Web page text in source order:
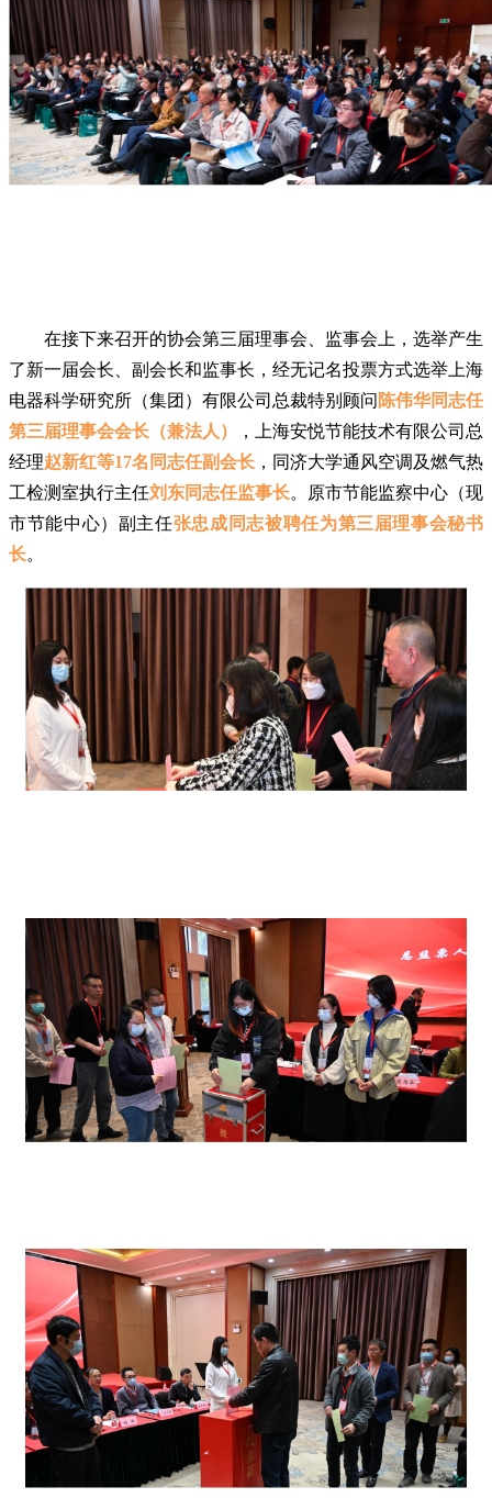
在接下来召开的协会第三届理事会、监事会上，选举产生
了新一届会长、副会长和监事长，经无记名投票方式选举上海
电器科学研究所（集团）有限公司总裁特别顾问 陈伟华同志任
第三届理事会会长（兼法人）
，上海安悦节能技术有限公司总
经理赵新红等17名同志任副会长 ，同济大学通风空调及燃气热
工检测室执行主任刘东同志任监事长。原市节能监察中心（现
市节能中心）副主任张忠成同志被聘任为第三届理事会秘书
长。